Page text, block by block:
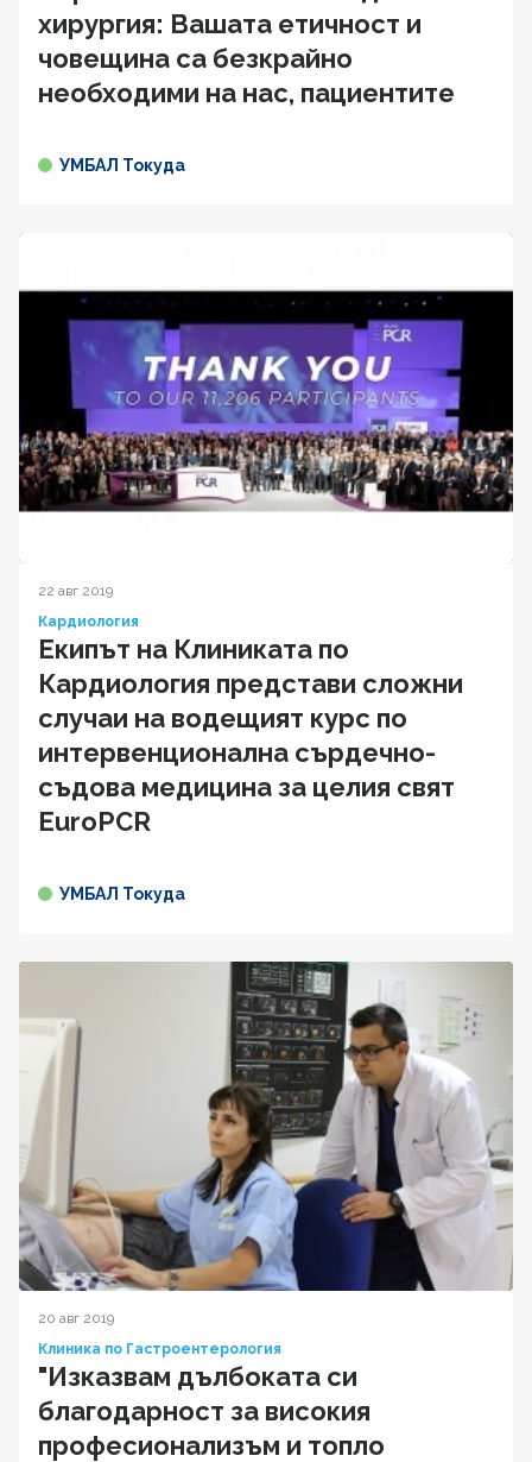
хирургия: Вашата етичност и
човещина са безкрайно
необходими на нас, пациентите
УМБАЛ Токуда
22 авг 2019
Кардиология
Екипът на Клиниката по
Кардиология представи сложни
случаи на водещият курс по
интервенционална сърдечно-
съдова медицина за целия свят
EuroPCR
УМБАЛ Токуда
20 авг 2019
Клиника по Гастроентерология
"Изказвам дълбоката си
благодарност за високия
професионализъм и топло